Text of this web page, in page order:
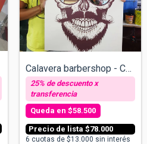
Calavera barbershop - Cuadro con espejos...
$78.000
$58.500
6 cuotas de $13.000 sin interés